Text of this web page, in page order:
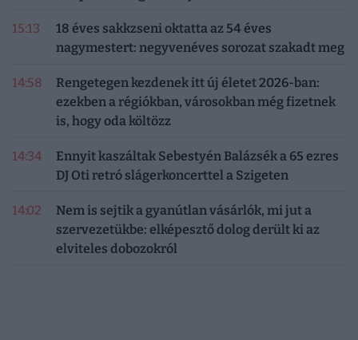
15:13
18 éves sakkzseni oktatta az 54 éves
nagymestert: negyvenéves sorozat szakadt meg
14:58
Rengetegen kezdenek itt új életet 2026-ban:
ezekben a régiókban, városokban még fizetnek
is, hogy oda költözz
14:34
Ennyit kaszáltak Sebestyén Balázsék a 65 ezres
DJ Oti retró slágerkoncerttel a Szigeten
14:02
Nem is sejtik a gyanútlan vásárlók, mi jut a
szervezetükbe: elképesztő dolog derült ki az
elviteles dobozokról